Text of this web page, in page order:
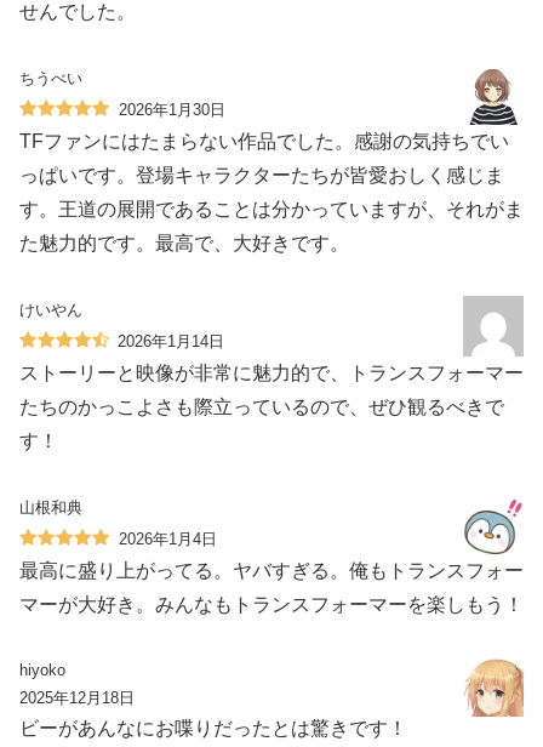
せんでした。
ちうべい
2026年1月30日
TFファンにはたまらない作品でした。感謝の気持ちでい
っぱいです。登場キャラクターたちが皆愛おしく感じま
す。王道の展開であることは分かっていますが、それがま
た魅力的です。最高で、大好きです。
けいやん
2026年1月14日
ストーリーと映像が非常に魅力的で、トランスフォーマー
たちのかっこよさも際立っているので、ぜひ観るべきで
す！
山根和典
2026年1月4日
最高に盛り上がってる。ヤバすぎる。俺もトランスフォー
マーが大好き。みんなもトランスフォーマーを楽しもう！
hiyoko
2025年12月18日
ビーがあんなにお喋りだったとは驚きです！